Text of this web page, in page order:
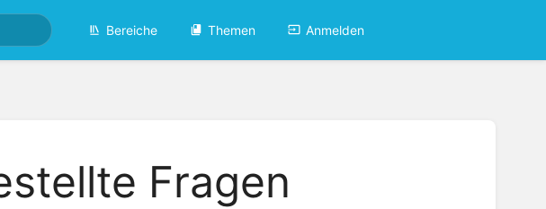
Bereiche Themen Anmelden
Fragen